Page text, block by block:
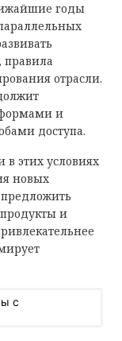
годы
отрасли.
и
доступа.
в этих условиях
новых
и
с